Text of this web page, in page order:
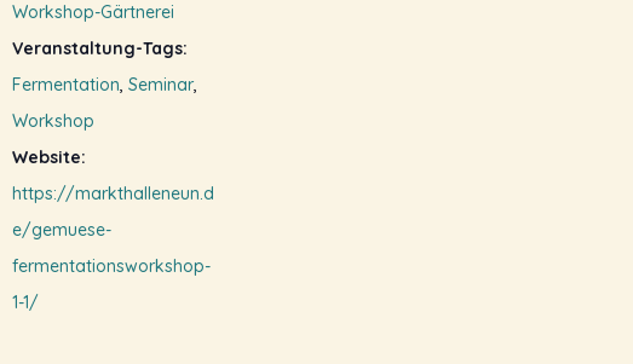
Workshop-Gärtnerei
Veranstaltung-Tags:
Fermentation, Seminar,
Workshop
Website:
https://markthalleneun.d
e/gemuese-
fermentationsworkshop-
1-1/